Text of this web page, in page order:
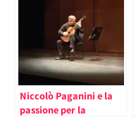
Niccolò Paganini e la
passione per la